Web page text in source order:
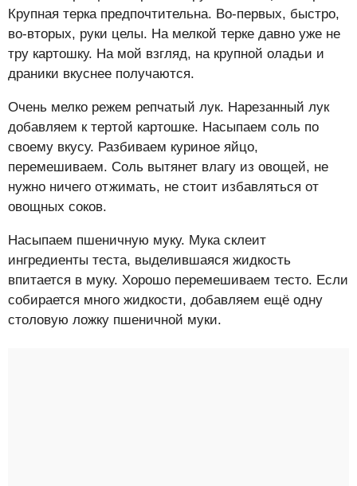
Крупная терка предпочтительна. Во-первых, быстро,
во-вторых, руки целы. На мелкой терке давно уже не
тру картошку. На мой взгляд, на крупной оладьи и
драники вкуснее получаются.
Очень мелко режем репчатый лук. Нарезанный лук
добавляем к тертой картошке. Насыпаем соль по
своему вкусу. Разбиваем куриное яйцо,
перемешиваем. Соль вытянет влагу из овощей, не
нужно ничего отжимать, не стоит избавляться от
овощных соков.
Насыпаем пшеничную муку. Мука склеит
ингредиенты теста, выделившаяся жидкость
впитается в муку. Хорошо перемешиваем тесто. Если
собирается много жидкости, добавляем ещё одну
столовую ложку пшеничной муки.